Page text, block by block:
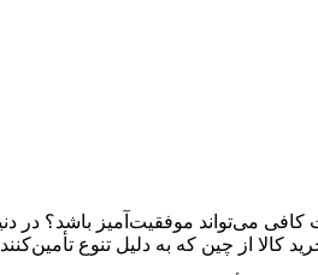
کافی می‌تواند موفقیت‌آمیز
کالا از چین که به دلیل تنوع